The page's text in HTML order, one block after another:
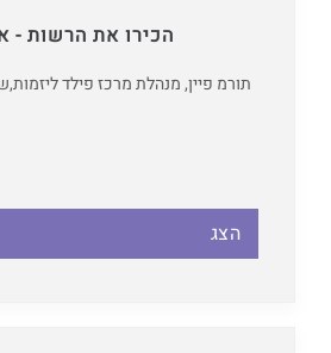
הכירו את הרשות -
תורמ פיין, מנהלת מרכז פילד ליזמות,
הצג